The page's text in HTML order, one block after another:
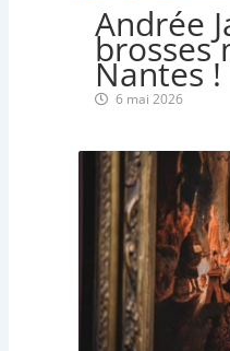
Andrée
brosses
Nantes !
6 mai 2026